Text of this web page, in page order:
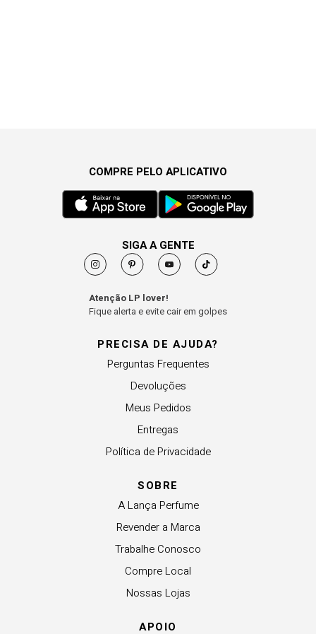
PRECISA DE AJUDA?
Perguntas Frequentes
Devoluções
Meus Pedidos
Entregas
Política de Privacidade
SOBRE
A Lança Perfume
Revender a Marca
Trabalhe Conosco
Compre Local
Nossas Lojas
APOIO
COMPRE PELO APLICATIVO
SIGA A GENTE
Atenção LP lover!
Fique alerta e evite cair em golpes